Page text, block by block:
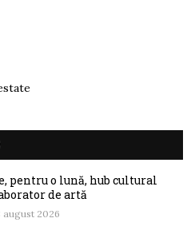
pentru o lună, hub cultural
de artă
august 2026